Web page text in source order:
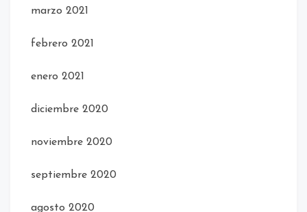
marzo 2021
febrero 2021
enero 2021
diciembre 2020
noviembre 2020
septiembre 2020
agosto 2020